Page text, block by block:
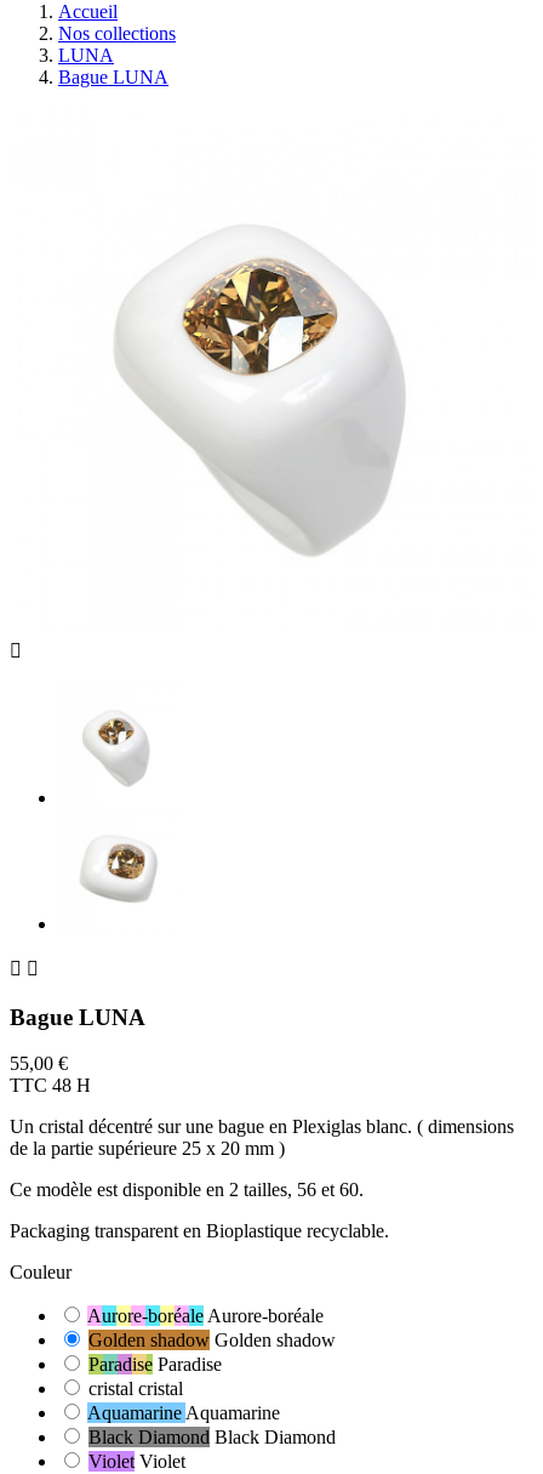
Accueil
Nos collections
LUNA
Bague LUNA

 
Bague LUNA
55,00 €
TTC 48 H
Un cristal décentré sur une bague en Plexiglas blanc. ( dimensions
de la partie supérieure 25 x 20 mm )
Ce modèle est disponible en 2 tailles, 56 et 60.
Packaging transparent en Bioplastique recyclable.
Couleur
Aurore-boréaleAurore-boréale
Golden shadow Golden shadow
Paradise Paradise
cristal cristal
AquamarineAquamarine
Black Diamond Black Diamond
Violet Violet